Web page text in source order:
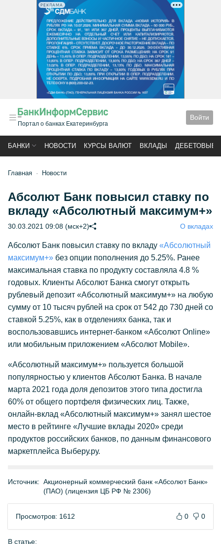
РЕКЛАМА
Портал о банках Екатеринбурга
Войти
БАНКИ НОВОСТИ КУРСЫ ВАЛЮТ ВКЛАДЫ ДЕБЕТОВЫЕ
Главная Новости
Абсолют Банк повысил ставку по
вкладу «Абсолютный максимум+»
30.03.2021 09:08 (мск+2) О вкладах
Абсолют Банк повысил ставку по вкладу «Абсолютный
максимум+» без опции пополнения до 5.25%. Ранее
максимальная ставка по продукту составляла 4.8 %
годовых. Клиенты Абсолют Банка смогут открыть
рублевый депозит «Абсолютный максимум+» на любую
сумму от 10 тысяч рублей на срок от 542 до 730 дней со
ставкой 5.25%, как в отделениях банка, так и
воспользовавшись интернет-банком «Абсолют Online»
или мобильным приложением «Абсолют Mobile».
«Абсолютный максимум+» пользуется большой
популярностью у клиентов Абсолют Банка. В начале
марта 2021 года доля депозитов этого типа достигла
60% от общего портфеля физических лиц. Также,
онлайн-вклад «Абсолютный максимум+» занял шестое
место в рейтинге «Лучшие вклады 2020» среди
продуктов российских банков, по данным финансового
маркетплейса Выберу.ру.
Источник: Акционерный коммерческий банк «Абсолют Банк»
(ПАО) (лицензия ЦБ РФ № 2306)
Просмотров: 1612 0 0
В статье: